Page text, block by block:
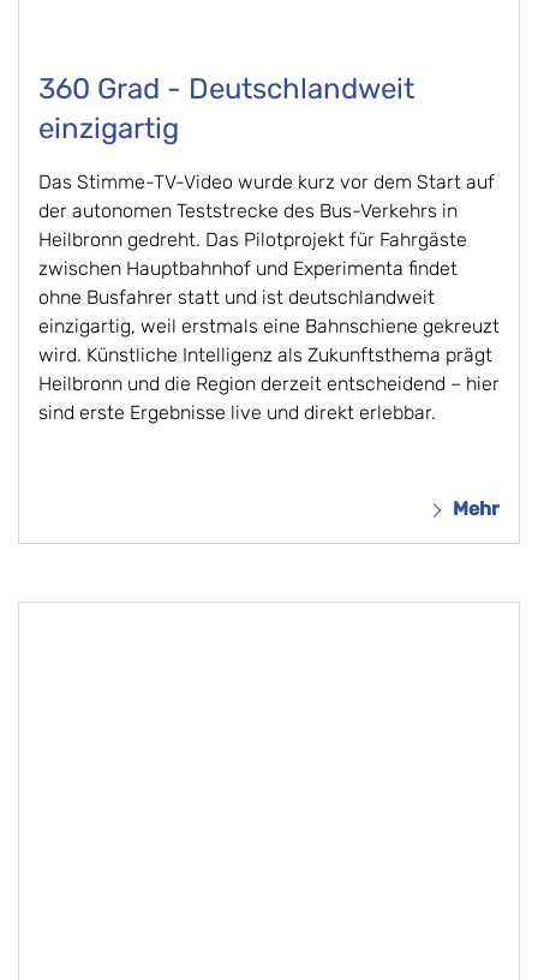
360 Grad - Deutschlandweit
einzigartig
Das Stimme-TV-Video wurde kurz vor dem Start auf
der autonomen Teststrecke des Bus-Verkehrs in
Heilbronn gedreht. Das Pilotprojekt für Fahrgäste
zwischen Hauptbahnhof und Experimenta findet
ohne Busfahrer statt und ist deutschlandweit
einzigartig, weil erstmals eine Bahnschiene gekreuzt
wird. Künstliche Intelligenz als Zukunftsthema prägt
Heilbronn und die Region derzeit entscheidend – hier
sind erste Ergebnisse live und direkt erlebbar.
Mehr